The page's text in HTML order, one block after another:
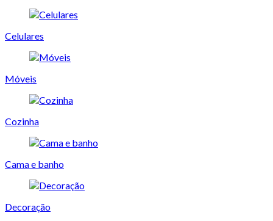
Celulares
Móveis
Cozinha
Cama e banho
Decoração